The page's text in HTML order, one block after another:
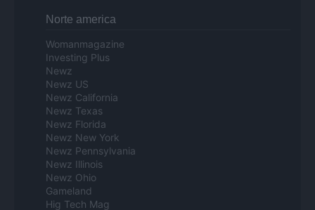
Norte america
Womanmagazine
Investing Plus
Newz
Newz US
Newz California
Newz Texas
Newz Florida
Newz New York
Newz Pennsylvania
Newz Illinois
Newz Ohio
Gameland
Hig Tech Mag